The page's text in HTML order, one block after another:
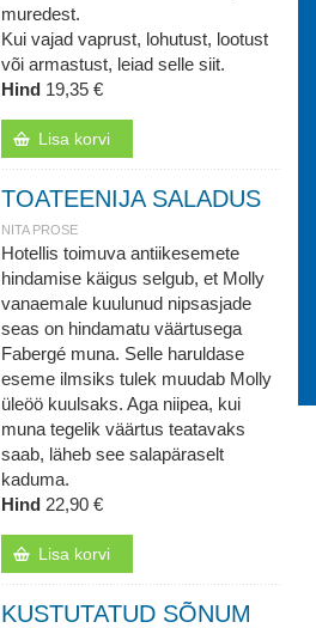
muredest.
Kui vajad vaprust, lohutust, lootust
või armastust, leiad selle siit.
Hind 19,35 €
Lisa korvi
TOATEENIJA SALADUS
NITA PROSE
Hotellis toimuva antiikesemete
hindamise käigus selgub, et Molly
vanaemale kuulunud nipsasjade
seas on hindamatu väärtusega
Fabergé muna. Selle haruldase
eseme ilmsiks tulek muudab Molly
üleöö kuulsaks. Aga niipea, kui
muna tegelik väärtus teatavaks
saab, läheb see salapäraselt
kaduma.
Hind 22,90 €
Lisa korvi
KUSTUTATUD SÕNUM